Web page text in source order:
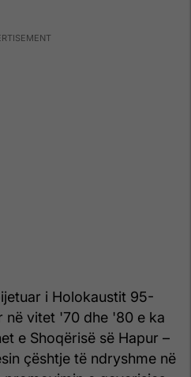
i Holokaustit 95-
në vitet '70 dhe '80 e ka
e Shoqërisë së Hapur –
çështje të ndryshme në